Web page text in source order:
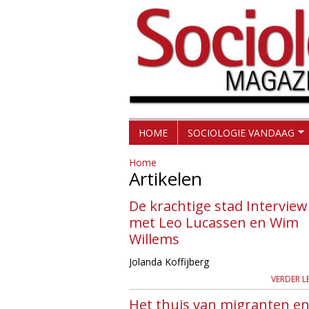
o
c
i
o
o
o
d
m
e
u
HOME SOCIOLOGIE VANDAAG
Home
Artikelen
De krachtige stad Interview
met Leo Lucassen en Wim
Willems
Jolanda Koffijberg
VERDER
Het thuis van migranten en